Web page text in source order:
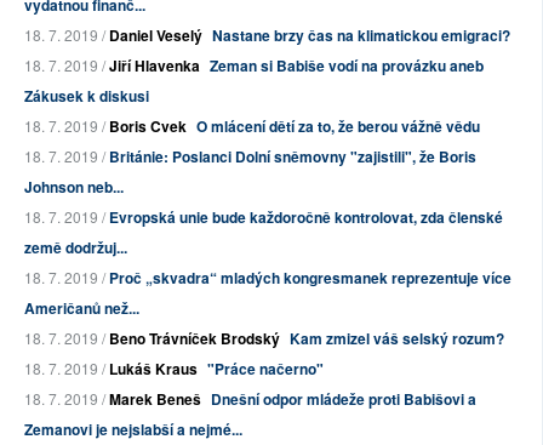
vydatnou finanč...
18. 7. 2019 /Daniel Veselý Nastane brzy čas na klimatickou emigraci?
18. 7. 2019 /Jiří Hlavenka Zeman si Babiše vodí na provázku aneb
Zákusek k diskusi
18. 7. 2019 /Boris Cvek O mlácení dětí za to, že berou vážně vědu
18. 7. 2019 /Británie: Poslanci Dolní sněmovny "zajistili", že Boris
Johnson neb...
18. 7. 2019 /Evropská unie bude každoročně kontrolovat, zda členské
země dodržuj...
18. 7. 2019 /Proč „skvadra“ mladých kongresmanek reprezentuje více
Američanů než...
18. 7. 2019 /Beno Trávníček Brodský Kam zmizel váš selský rozum?
18. 7. 2019 /Lukáš Kraus "Práce načerno"
18. 7. 2019 /Marek Beneš Dnešní odpor mládeže proti Babišovi a
Zemanovi je nejslabší a nejmé...